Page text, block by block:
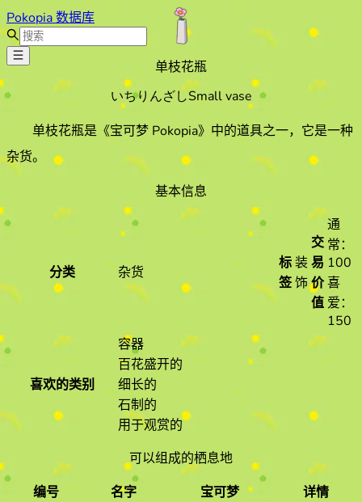
Pokopia 数据库
单枝花瓶
いちりんざしSmall vase
单枝花瓶是《宝可梦 Pokopia》中的道具之一，它是一种
杂货。
基本信息
分类 杂货
标
签
装
饰
交
易
价
值
通
常：
100
喜
爱：
150
喜欢的类别
容器
百花盛开的
细长的
石制的
用于观赏的
可以组成的栖息地
编号
名字 宝可梦
详情